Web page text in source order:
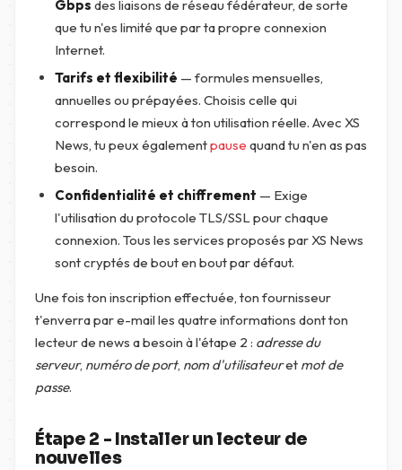
Gbps des liaisons de réseau fédérateur, de sorte
que tu n'es limité que par ta propre connexion
Internet.
Tarifs et flexibilité — formules mensuelles,
annuelles ou prépayées. Choisis celle qui
correspond le mieux à ton utilisation réelle. Avec XS
News, tu peux égalementpause quand tu n'en as pas
besoin.
Confidentialité et chiffrement — Exige
l'utilisation du protocole TLS/SSL pour chaque
connexion. Tous les services proposés par XS News
sont cryptés de bout en bout par défaut.
Une fois ton inscription effectuée, ton fournisseur
t'enverra par e-mail les quatre informations dont ton
lecteur de news a besoin à l'étape 2 : adresse du
serveur, numéro de port, nom d'utilisateuret mot de
passe.
Étape 2 - Installer un lecteur de
nouvelles